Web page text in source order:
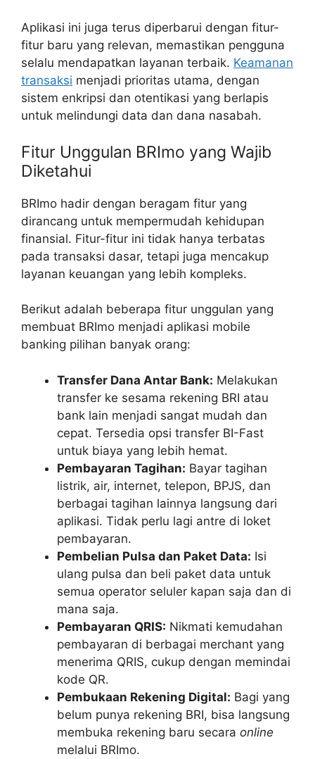
Aplikasi ini juga terus diperbarui dengan fitur-
fitur baru yang relevan, memastikan pengguna
selalu mendapatkan layanan terbaik. Keamanan
transaksi menjadi prioritas utama, dengan
sistem enkripsi dan otentikasi yang berlapis
untuk melindungi data dan dana nasabah.
Fitur Unggulan BRImo yang Wajib
Diketahui
BRImo hadir dengan beragam fitur yang
dirancang untuk mempermudah kehidupan
finansial. Fitur-fitur ini tidak hanya terbatas
pada transaksi dasar, tetapi juga mencakup
layanan keuangan yang lebih kompleks.
Berikut adalah beberapa fitur unggulan yang
membuat BRImo menjadi aplikasi mobile
banking pilihan banyak orang:
Transfer Dana Antar Bank: Melakukan
transfer ke sesama rekening BRI atau
bank lain menjadi sangat mudah dan
cepat. Tersedia opsi transfer BI-Fast
untuk biaya yang lebih hemat.
Pembayaran Tagihan: Bayar tagihan
listrik, air, internet, telepon, BPJS, dan
berbagai tagihan lainnya langsung dari
aplikasi. Tidak perlu lagi antre di loket
pembayaran.
Pembelian Pulsa dan Paket Data: Isi
ulang pulsa dan beli paket data untuk
semua operator seluler kapan saja dan di
mana saja.
Pembayaran QRIS: Nikmati kemudahan
pembayaran di berbagai merchant yang
menerima QRIS, cukup dengan memindai
kode QR.
Pembukaan Rekening Digital: Bagi yang
belum punya rekening BRI, bisa langsung
membuka rekening baru secara online
melalui BRImo.